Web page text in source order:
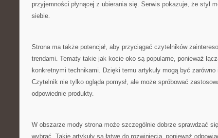
przyjemności płynącej z ubierania się. Serwis pokazuje, że styl
siebie.
Strona ma także potencjał, aby przyciągać czytelników
trendami. Tematy takie jak kocie oko są popularne, ponieważ
konkretnymi technikami. Dzięki temu artykuły mogą być
Czytelnik nie tylko ogląda pomysł, ale może spróbować
odpowiednie produkty.
W obszarze mody strona może szczególnie dobrze sprawdzać
wybrać. Takie artykuły są łatwe do rozwinięcia, ponieważ